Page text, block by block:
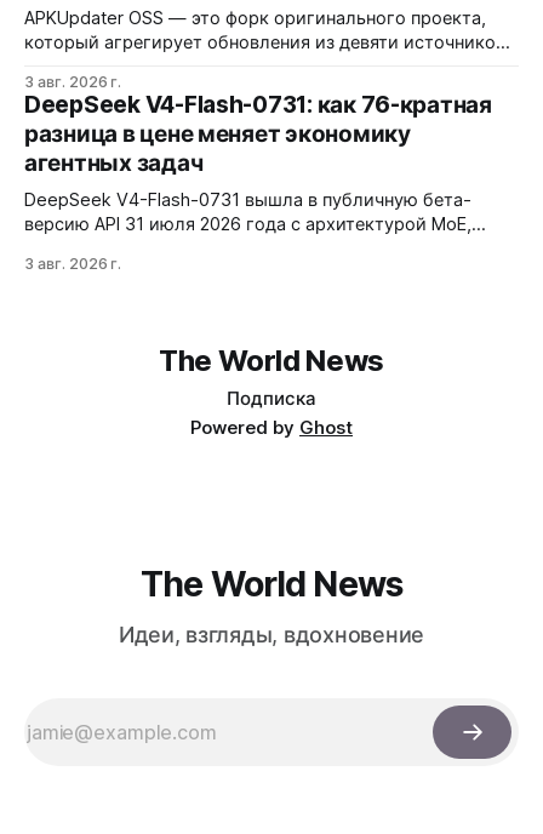
APKUpdater OSS — это форк оригинального проекта,
который агрегирует обновления из девяти источников,
установку через Session Installer, Root или Shizuku, но
требует ручной проверки безопасности APK и зависит
от качества метаданных в источниках.
3 авг. 2026 г.
DeepSeek V4-Flash-0731: как 76-кратная
разница в цене меняет экономику
агентных задач
DeepSeek V4-Flash-0731 вышла в публичную бета-
версию API 31 июля 2026 года с архитектурой MoE,
1M токенов. При типичной агентной нагрузке модель
3 авг. 2026 г.
The World News
Подписка
Powered by Ghost
The World News
Идеи, взгляды, вдохновение